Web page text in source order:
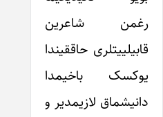
رغمن شاعرین
قابیلییتلری حاققیندا
یوکسک باخیمدا
دانیشماق لازیمدیر و